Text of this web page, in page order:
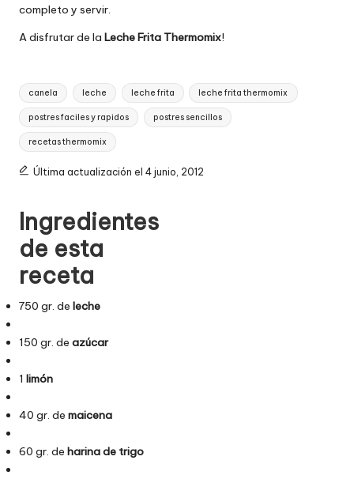
completo y servir.
A disfrutar de la Leche Frita Thermomix!
Etiquetas:
canela leche leche frita leche frita thermomix
postres faciles y rapidos postres sencillos
recetas thermomix
Última actualización el 4 junio, 2012
Ingredientes
de esta
receta
750 gr. de leche
150 gr. de azúcar
1 limón
40 gr. de maicena
60 gr. de harina de trigo
Navegación
de
entradas